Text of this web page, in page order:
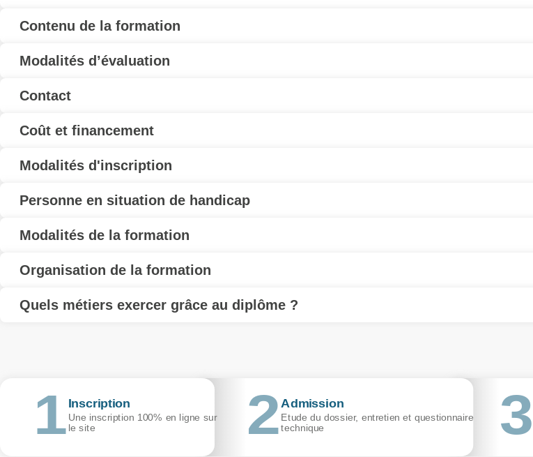
Contenu de la formation
Modalités d’évaluation
Contact
Coût et financement
Modalités d'inscription
Personne en situation de handicap
Modalités de la formation
Organisation de la formation
Quels métiers exercer grâce au diplôme ?
Inscription
Une inscription 100% en ligne sur
le site
Admission
Etude du dossier, entretien et questionnaire
technique